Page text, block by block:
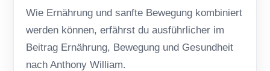
Wie Ernährung und sanfte Bewegung kombiniert
werden können, erfährst du ausführlicher im
Beitrag Ernährung, Bewegung und Gesundheit
nach Anthony William.